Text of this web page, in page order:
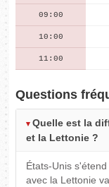
09:00
10:00
11:00
Questions
Quelle est la
et la Lettonie ?
États-Unis
avec la Lettonie